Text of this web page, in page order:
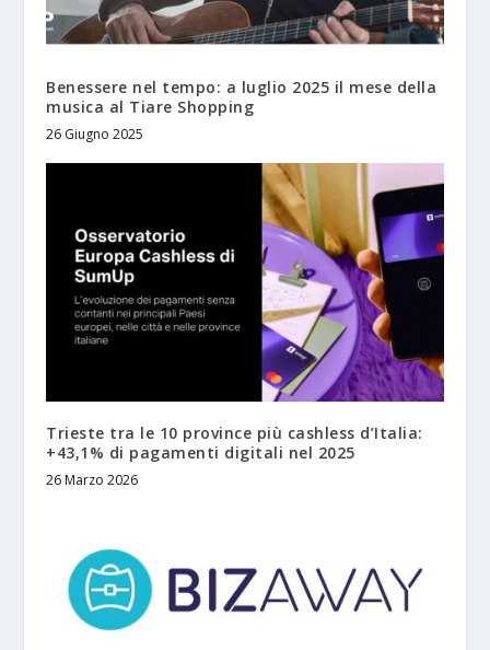
Benessere nel tempo: a luglio 2025 il mese della
musica al Tiare Shopping
26 Giugno 2025
Trieste tra le 10 province più cashless d’Italia:
+43,1% di pagamenti digitali nel 2025
26 Marzo 2026